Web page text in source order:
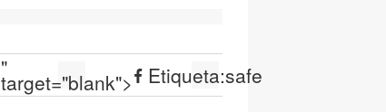
"
target="blank"> Etiqueta:safe